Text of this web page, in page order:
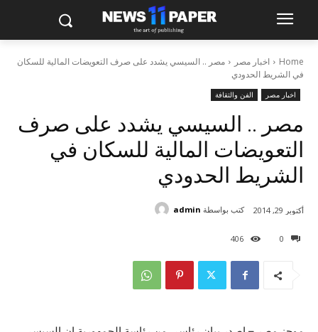
Home اخبار مصر
مصر .. السيسي يشدد على صرف التعويضات المالية للسكان
في الشريط الحدودي
اخبار مصر الفن والثقافة
مصر .. السيسي يشدد على صرف
التعويضات المالية للسكان في
الشريط الحدودي
0
406
أكتوبر 29, 2014 كتب بواسطة admin